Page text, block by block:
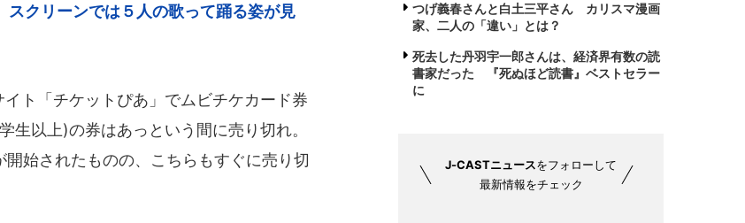
スクリーンでは５人の歌って踊る姿が見
ト「チケットぴあ」でムビチケカード券
生以上)の券はあっという間に売り切れ。
始されたものの、こちらもすぐに売り切
つげ義春さんと白土三平さん カリスマ漫画
家、二人の「違い」とは？
死去した丹羽宇一郎さんは、経済界有数の読
書家だった 『死ぬほど読書』ベストセラー
に
J-CASTニュースをフォローして
最新情報をチェック